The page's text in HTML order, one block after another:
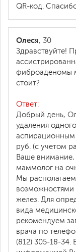
QR-код.
Олеся, 30
Здравствуйте!
фиброаденомы
стоит?
Ответ:
Добрый день,
удаления
руб. (с учетом
Ваше внимание,
маммолог на
Мы
возможностями
желез. Для
вида
рекомендуем
врача по
(812) 305-18-34.